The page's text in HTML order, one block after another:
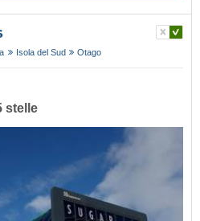
Isola del Sud Otago
stelle